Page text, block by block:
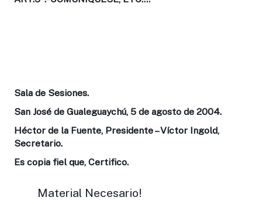
Sala de Sesiones.
San José de Gualeguaychú, 5 de agosto de 2004.
Héctor de la Fuente, Presidente – Víctor Ingold,
Secretario.
Es copia fiel que, Certifico.
Material Necesario!